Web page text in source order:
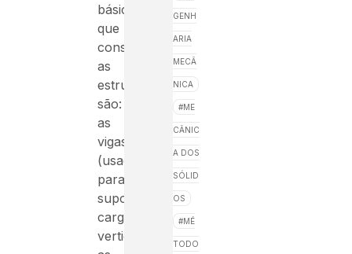
básicos
que
constituem
as
estruturas
são:
as
vigas
(usadas
para
suportar
cargas
verticais),
GENH
ARIA
MECÂ
NICA
ME
CÂNIC
A DOS
SÓLID
OS
MÉ
TODO